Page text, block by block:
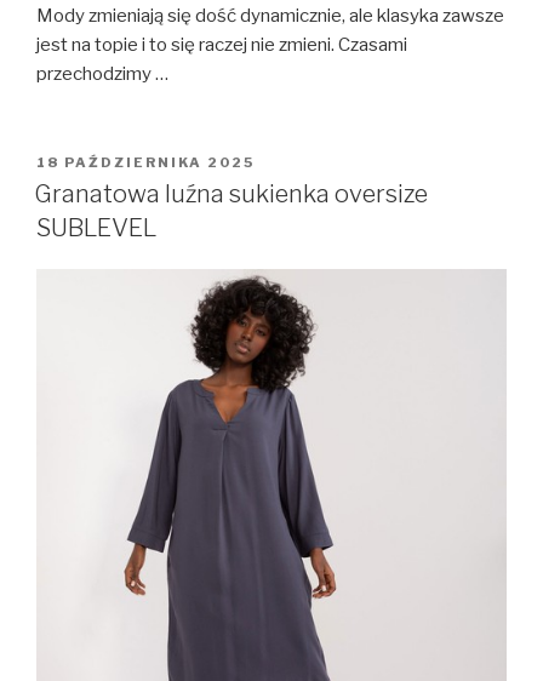
Mody zmieniają się dość dynamicznie, ale klasyka zawsze
jest na topie i to się raczej nie zmieni. Czasami
przechodzimy …
OPUBLIKOWANE
W
18 PAŹDZIERNIKA 2025
Granatowa luźna sukienka oversize
SUBLEVEL